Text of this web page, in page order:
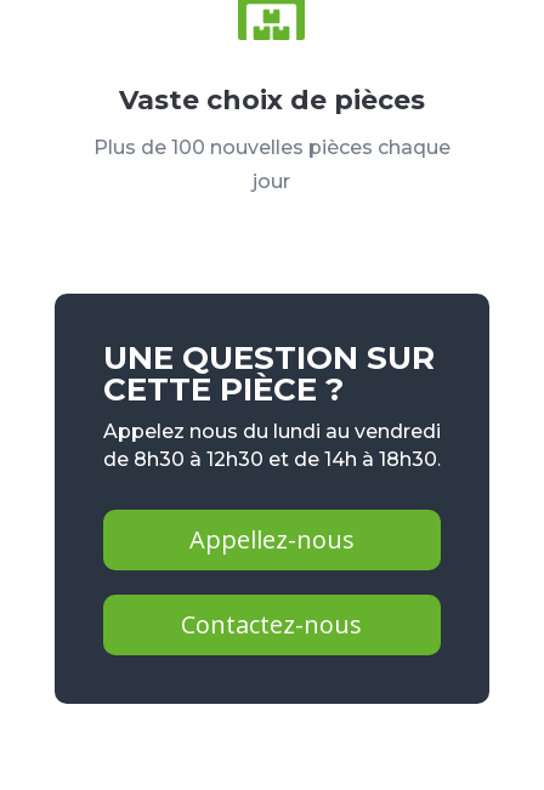
Vaste choix de pièces
Plus de 100 nouvelles pièces chaque
jour
UNE QUESTION SUR
CETTE PIÈCE ?
Appelez nous du lundi au vendredi
de 8h30 à 12h30 et de 14h à 18h30.
Appellez-nous
Contactez-nous